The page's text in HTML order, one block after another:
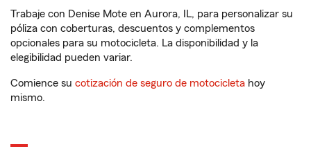
Trabaje con Denise Mote en Aurora, IL, para personalizar su
póliza con coberturas, descuentos y complementos
opcionales para su motocicleta. La disponibilidad y la
elegibilidad pueden variar.
Comience su cotización de seguro de motocicleta hoy
mismo.